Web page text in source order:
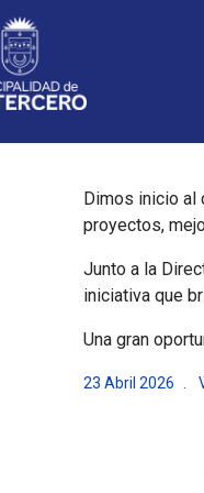
Dimos inicio al
proyectos,
Junto a la
iniciativa que
Una gran
23 Abril 2026